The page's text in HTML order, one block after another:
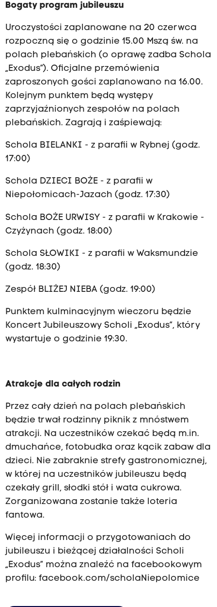
Bogaty program jubileuszu
Uroczystości zaplanowane na 20 czerwca
rozpoczną się o godzinie 15.00 Mszą św. na
polach plebańskich (o oprawę zadba Schola
„Exodus”). Oficjalne przemówienia
zaproszonych gości zaplanowano na 16.00.
Kolejnym punktem będą występy
zaprzyjaźnionych zespołów na polach
plebańskich. Zagrają i zaśpiewają:
Schola BIELANKI - z parafii w Rybnej (godz.
17:00)
Schola DZIECI BOŻE - z parafii w
Niepołomicach-Jazach (godz. 17:30)
Schola BOŻE URWISY - z parafii w Krakowie -
Czyżynach (godz. 18:00)
Schola SŁOWIKI - z parafii w Waksmundzie
(godz. 18:30)
Zespół BLIŻEJ NIEBA (godz. 19:00)
Punktem kulminacyjnym wieczoru będzie
Koncert Jubileuszowy Scholi „Exodus”, który
wystartuje o godzinie 19:30.
Atrakcje dla całych rodzin
Przez cały dzień na polach plebańskich
będzie trwał rodzinny piknik z mnóstwem
atrakcji. Na uczestników czekać będą m.in.
dmuchańce, fotobudka oraz kącik zabaw dla
dzieci. Nie zabraknie strefy gastronomicznej,
w której na uczestników jubileuszu będą
czekały grill, słodki stół i wata cukrowa.
Zorganizowana zostanie także loteria
fantowa.
Więcej informacji o przygotowaniach do
jubileuszu i bieżącej działalności Scholi
„Exodus” można znaleźć na facebookowym
profilu: facebook.com/scholaNiepolomice